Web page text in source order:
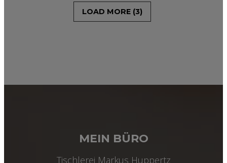
LOAD MORE (3)
MEIN BÜRO
Tischlerei Markus Huppertz